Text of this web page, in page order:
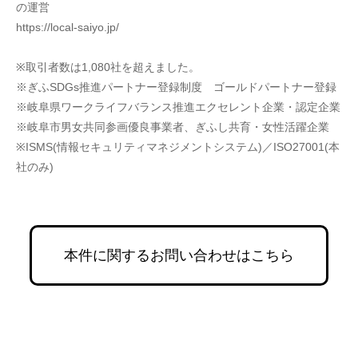
の運営
https://local-saiyo.jp/
※取引者数は1,080社を超えました。
※ぎふSDGs推進パートナー登録制度　ゴールドパートナー登録
※岐阜県ワークライフバランス推進エクセレント企業・認定企業
※岐阜市男女共同参画優良事業者、ぎふし共育・女性活躍企業
※ISMS(情報セキュリティマネジメントシステム)／ISO27001(本
社のみ)
本件に関するお問い合わせはこちら